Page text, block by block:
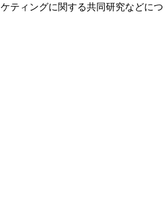
ティングに関する共同研究などにつ